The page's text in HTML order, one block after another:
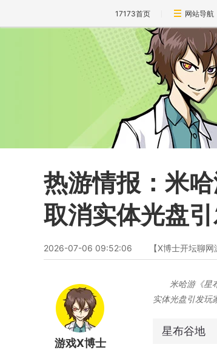
17173首页 网站导航
游戏X博士
热游情报：米
取消实体光盘
2026-07-06 09:52:06 【X博士开坛聊网
米哈游《星
实体光盘引发玩
星布谷地